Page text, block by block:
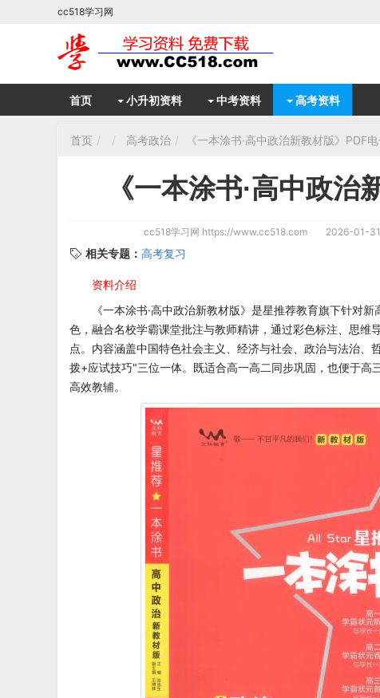
cc518学习网
首页 小升初资料 中考资料 高考资料
首页 高考政治 《一本涂书·高中政治新教材版》PDF
《一本涂书·高中政
cc518学习网 https://www.cc518.com 2026-01-
相关专题： 高考复习
资料介绍
《一本涂书·高中政治新教材版》是星推荐教育旗下针对
色，融合名校学霸课堂批注与教师精讲，通过彩色标注、思
点。内容涵盖中国特色社会主义、经济与社会、政治与法治
拨+应试技巧"三位一体。既适合高一高二同步巩固，也便于
高效教辅。